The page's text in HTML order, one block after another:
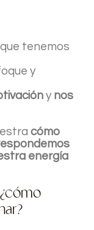
que tenemos
y
y nos
cómo
energía